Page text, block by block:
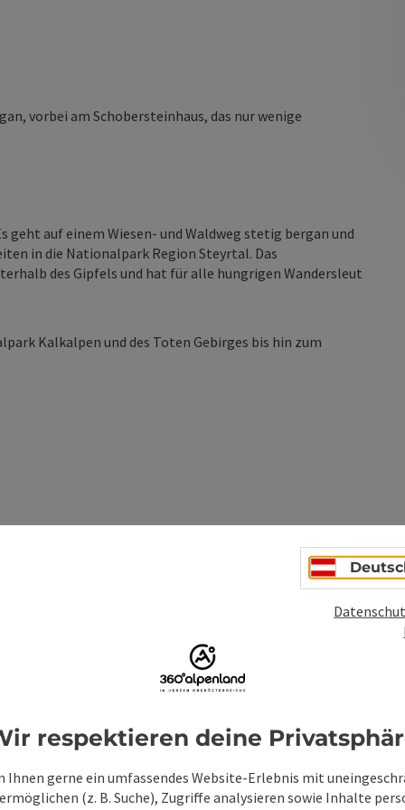
vorbei am Schobersteinhaus, das nur wenige
geht auf einem Wiesen- und Waldweg stetig bergan und
in die Nationalpark Region Steyrtal. Das
des Gipfels und hat für alle hungrigen Wandersleut
Kalkalpen und des Toten Gebirges bis hin zum
respektieren deine
Ihnen gerne ein umfassendes Website-Erlebnis mit
(z. B. Suche), Zugriffe analysieren sowie Inhalte